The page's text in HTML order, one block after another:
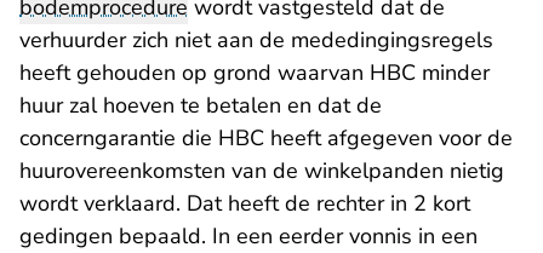
bodemprocedure wordt vastgesteld dat de
verhuurder zich niet aan de mededingingsregels
heeft gehouden op grond waarvan HBC minder
huur zal hoeven te betalen en dat de
concerngarantie die HBC heeft afgegeven voor de
huurovereenkomsten van de winkelpanden nietig
wordt verklaard. Dat heeft de rechter in 2 kort
gedingen bepaald. In een eerder vonnis in een